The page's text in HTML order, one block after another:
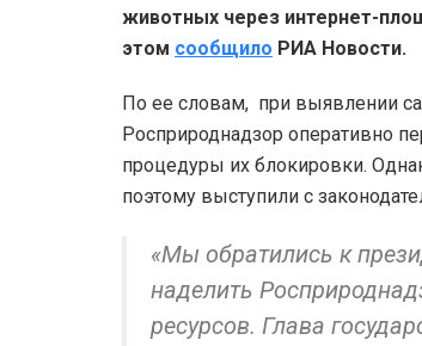
животных через интернет-
этом сообщило РИА Новости.
По ее словам, при выявлении
Росприроднадзор оперативно
процедуры их блокировки.
поэтому выступили с
«Мы обратились к
наделить
ресурсов. Глава